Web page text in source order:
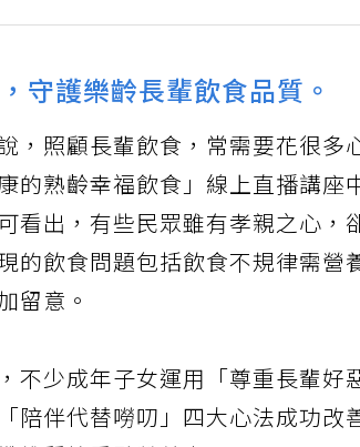
守護樂齡長輩飲食品質。
，照顧長輩飲食，常需要花很多
的熟齡幸福飲食」線上直播講座
看出，有些民眾雖有孝親之心，
的飲食問題包括飲食不規律需營
留意。
不少成年子女運用「尊重長輩好
陪伴代替嘮叨」四大心法成功改